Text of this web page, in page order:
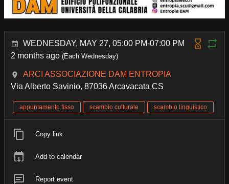
WEDNESDAY, MAY 27, 05:00 PM-07:00 PM
2 months ago (Each Wednesday)
ARCI ASSOCIAZIONE DAM ENTROPIA
Via Alberto Savinio, 87036 Arcavacata CS
appuntamento fisso scambio culturale scambio linguistico
Copy link
Add to calendar
Report event